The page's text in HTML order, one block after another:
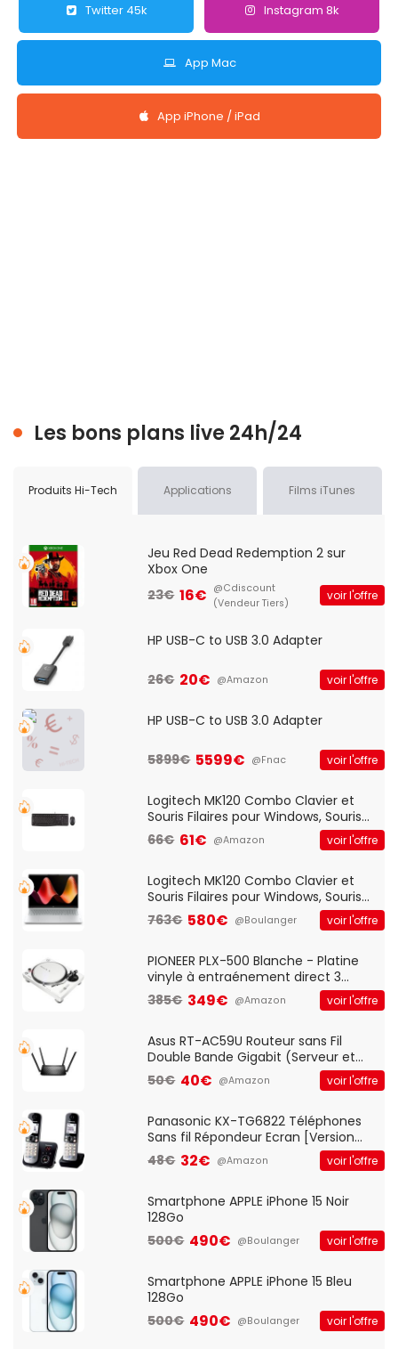
Twitter 45k Instagram 8k
App Mac
App iPhone / iPad
Les bons plans live 24h/24
Produits Hi-Tech Applications Films iTunes
Jeu Red Dead Redemption 2 sur
Xbox One
23€ 16€ @Cdiscount
(Vendeur Tiers)
voir l'offre
HP USB-C to USB 3.0 Adapter
26€ 20€ @Amazon voir l'offre
HP USB-C to USB 3.0 Adapter
5899€ 5599€ @Fnac voir l'offre
Logitech MK120 Combo Clavier et
Souris Filaires pour Windows, Souris
Optique Filaire, Connexion USB Plug
And Play, Confortable, Taille
QWERTY UK - Noir
66€ 61€ @Amazon voir l'offre
Logitech MK120 Combo Clavier et
Souris Filaires pour Windows, Souris
Optique Filaire, Connexion USB Plug
And Play, Confortable, Taille
QWERTY UK - Noir
763€ 580€ @Boulanger voir l'offre
PIONEER PLX-500 Blanche - Platine
vinyle à entraénement direct 3
vitesses (33-45-78 trs/min) avec
pre-ampli intégré et port USB
385€ 349€ @Amazon voir l'offre
Asus RT-AC59U Routeur sans Fil
Double Bande Gigabit (Serveur et
Client VPN, Triple Vlan, Mode Point
d'accès et Bridge, contrôle Parental,
50€ 40€ @Amazon voir l'offre
Panasonic KX-TG6822 Téléphones
Sans fil Répondeur Ecran [Version
Française]
48€ 32€ @Amazon voir l'offre
Smartphone APPLE iPhone 15 Noir
128Go
500€ 490€ @Boulanger voir l'offre
Smartphone APPLE iPhone 15 Bleu
128Go
500€ 490€ @Boulanger voir l'offre